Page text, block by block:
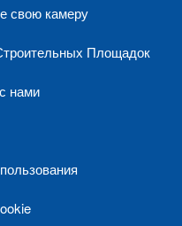
свою камеру
Площадок
нами